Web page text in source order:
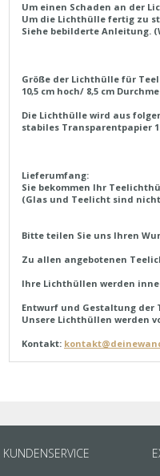
Um einen Schaden an der
Um die Lichthülle fertig zu
Siehe bebilderte Anleitung.
Größe der Lichthülle für
10,5 cm hoch/ 8,5 cm
Die Lichthülle wird aus
stabiles Transparentpapier
Lieferumfang:
Sie bekommen Ihr
(Glas und Teelicht sind
Bitte teilen Sie uns Ihren
Zu allen angebotenen
Ihre Lichthüllen werden
Entwurf und Gestaltung der
Unsere Lichthüllen werden
Kontakt:
KUNDENSERVICE